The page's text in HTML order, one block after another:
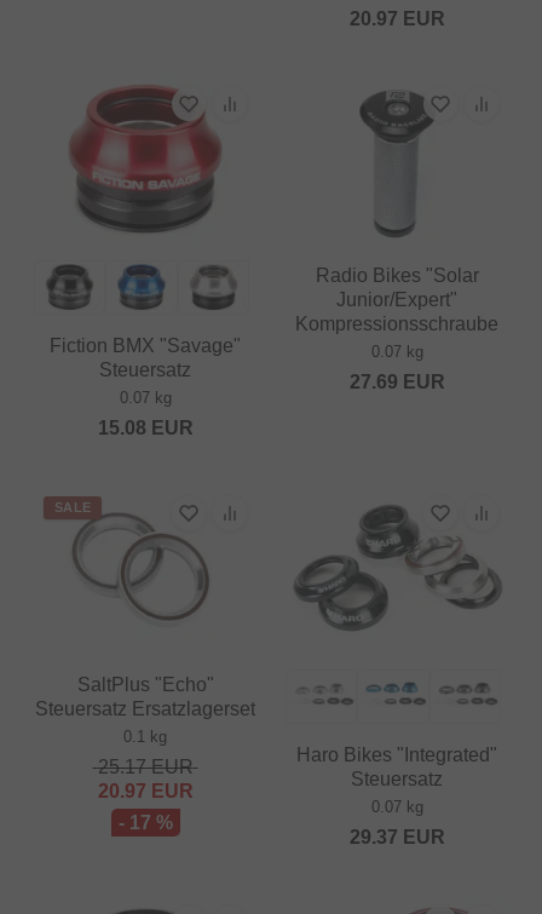
20.97 EUR
Fiction BMX "Savage"
Steuersatz
0.07 kg
15.08 EUR
Radio Bikes "Solar
Junior/Expert"
Kompressionsschraube
0.07 kg
27.69 EUR
SALE
SaltPlus "Echo"
Steuersatz Ersatzlagerset
0.1 kg
25.17EUR
20.97 EUR
- 17 %
Haro Bikes "Integrated"
Steuersatz
0.07 kg
29.37 EUR